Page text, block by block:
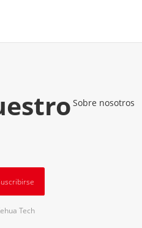
Tech
Sobre nosotros